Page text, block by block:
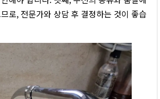
로, 전문가와 상담 후 결정하는 것이 좋습